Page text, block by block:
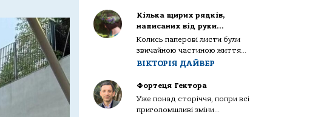
Кілька щирих рядків,
написаних від руки…
Колись паперові листи були
звичайною частиною життя...
ВІКТОРІЯ ДАЙВЕР
Фортеця Гектора
Уже понад сторіччя, попри всі
приголомшливі зміни...